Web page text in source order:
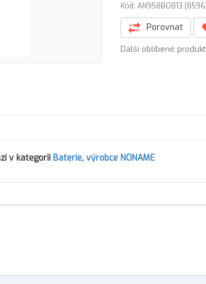
Kód: AN958BO813
Porovnat
Další oblíbené
v kategorii Baterie, výrobce NONAME